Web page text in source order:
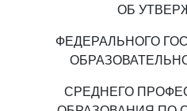
ОБ
ФЕДЕРАЛЬНОГО
СРЕДНЕГО